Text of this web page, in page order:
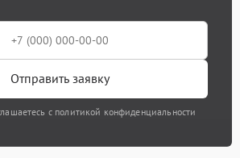
Отправить заявку
с политикой конфиденциальности